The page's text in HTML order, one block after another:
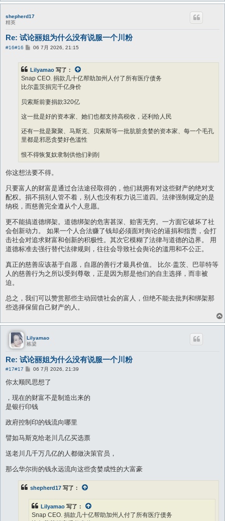
shepherd17
精英
Re: 试论丽姐为什么没有说服一个川粉
#16#16
帖
06 7月 2026, 21:15
Lilyamao 写了：
Snap CEO. 捐款几十亿帮助加州人付了所有医疗债务
比尔盖茨捐完千亿身价
贝索斯前妻捐款320亿
这一批是好的资本家、她们也都支持高税收，还利给人民
还有一批是聚聚、马斯克、贝索斯等一批肮脏贪婪的资本家、每一个毛孔
里都是邪恶贪婪好色滥性
恨不得恢复奴隶制供他们剥削
你这想法要不得。
只要富人的财富是通过合法途径取得的，他们就拥有对这些财产的绝对支
配权。捐不捐别人管不着，别人也没有权力说三道四。法律强制规定的是
纳税，而慈善完全遵从个人意愿。
更不能搞道德绑架。道德绑架的危害甚深、贻害无穷。一方面它破坏了社
会创新动力。 如果一个人合法赚了钱却必须面对舆论的逼捐和指责，会打
击社会对追求财富和创新的积极性。其次它模糊了法律与道德的边界。 用
道德标准去强行替代法律规则，往往会导致社会舆论的滥用和不公正。
真正的慈善应该基于自愿，自愿的善行才最具价值。 比尔·盖茨、巴菲特等
人的慈善行为之所以受到尊敬，正是因为那是他们的自主选择，而非被
迫。
总之，我们可以赞赏那些主动回馈社会的富人，但绝不能去批判和绑架那
些选择保留自己财产的人。
Lilyamao
栋梁
Re: 试论丽姐为什么没有说服一个川粉
#17#17
帖
06 7月 2026, 21:39
你太顺民思想了
，现在的财富不是制造出来的
是银行印钱
政府控制印的钱流向哪里
譬如马斯克给老川几亿买选票
送老川几千万几亿的人都做决策官员，
那么华尔街的钱永远流向这些贪婪成性的大富豪
shepherd17 写了：
Lilyamao 写了：
Snap CEO. 捐款几十亿帮助加州人付了所有医疗债务